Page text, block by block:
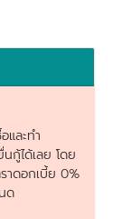
และทำ
ได้เลย โดย
าดอกเบี้ย 0%
ด